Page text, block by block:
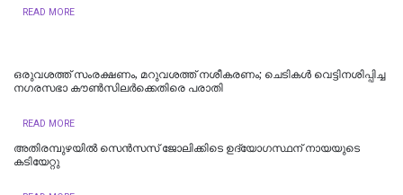
READ MORE
ഒരുവശത്ത് സംരക്ഷണം, മറുവശത്ത് നശീകരണം; ചെടികൾ വെട്ടിനശിപ്പിച്ച
നഗരസഭാ കൗൺസിലർക്കെതിരെ പരാതി
READ MORE
അതിരമ്പുഴയില്‍ സെൻസസ് ജോലിക്കിടെ ഉദ്യോഗസ്ഥന് നായയുടെ
കടിയേറ്റു